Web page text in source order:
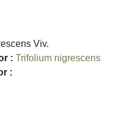
Viv.
:Trifolium nigrescens
: